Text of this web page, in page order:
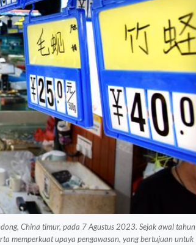
China timur, pada 7 Agustus 2023. Sejak awal tahun
memperkuat upaya pengawasan, yang bertujuan untuk